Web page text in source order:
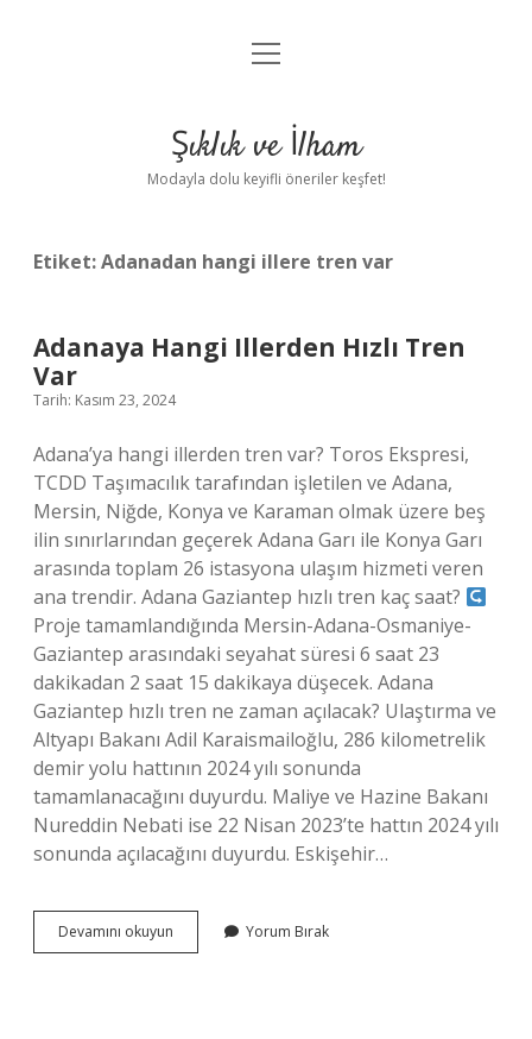
Anasayfa
Yasal Uyarı
menüyü
Şıklık ve İlham
Modayla dolu keyifli öneriler keşfet!
Etiket:Adanadan hangi illere tren var
Adanaya Hangi Illerden Hızlı Tren
Var
Tarih: Kasım 23, 2024
Adana’ya hangi illerden tren var? Toros Ekspresi,
TCDD Taşımacılık tarafından işletilen ve Adana,
Mersin, Niğde, Konya ve Karaman olmak üzere beş
ilin sınırlarından geçerek Adana Garı ile Konya Garı
arasında toplam 26 istasyona ulaşım hizmeti veren
ana trendir. Adana Gaziantep hızlı tren kaç saat?
Proje tamamlandığında Mersin-Adana-Osmaniye-
Gaziantep arasındaki seyahat süresi 6 saat 23
dakikadan 2 saat 15 dakikaya düşecek. Adana
Gaziantep hızlı tren ne zaman açılacak? Ulaştırma ve
Altyapı Bakanı Adil Karaismailoğlu, 286 kilometrelik
demir yolu hattının 2024 yılı sonunda
tamamlanacağını duyurdu. Maliye ve Hazine Bakanı
Nureddin Nebati ise 22 Nisan 2023’te hattın 2024 yılı
sonunda açılacağını duyurdu. Eskişehir…
Devamını okuyun Adanaya
Hangi
Yorum Bırak